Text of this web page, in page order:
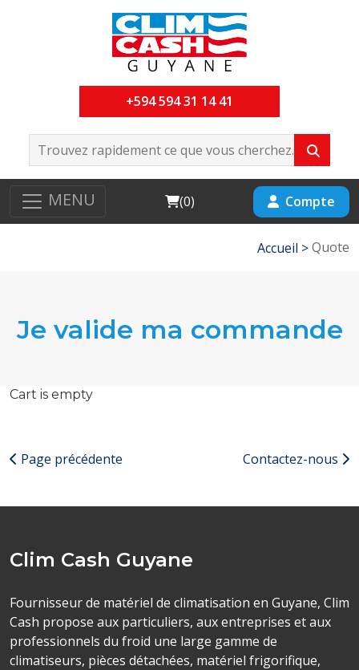
+594 594 31 14 41
MENU Cart
(0) Compte
Accueil >Quote
Je valide ma commande
Cart is empty
Page précédente Contactez-nous
Clim Cash Guyane
Fournisseur de matériel de climatisation en Guyane, Clim
Cash propose aux particuliers, aux entreprises et aux
professionnels du froid une large gamme de
climatiseurs, pièces détachées, matériel frigorifique,